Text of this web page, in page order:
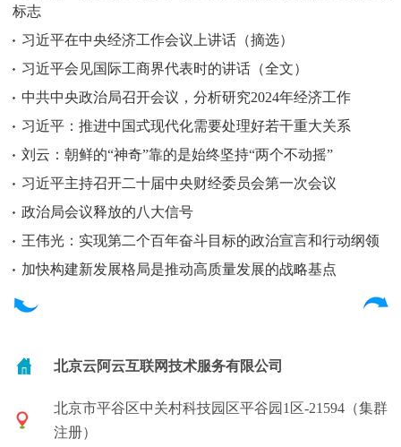
标志
习近平在中央经济工作会议上讲话（摘选）
习近平会见国际工商界代表时的讲话（全文）
中共中央政治局召开会议，分析研究2024年经济工作
习近平：推进中国式现代化需要处理好若干重大关系
刘云：朝鲜的“神奇”靠的是始终坚持“两个不动摇”
习近平主持召开二十届中央财经委员会第一次会议
政治局会议释放的八大信号
王伟光：实现第二个百年奋斗目标的政治宣言和行动纲领
加快构建新发展格局是推动高质量发展的战略基点
北京云阿云互联网技术服务有限公司
北京市平谷区中关村科技园区平谷园1区-21594（集群
注册）